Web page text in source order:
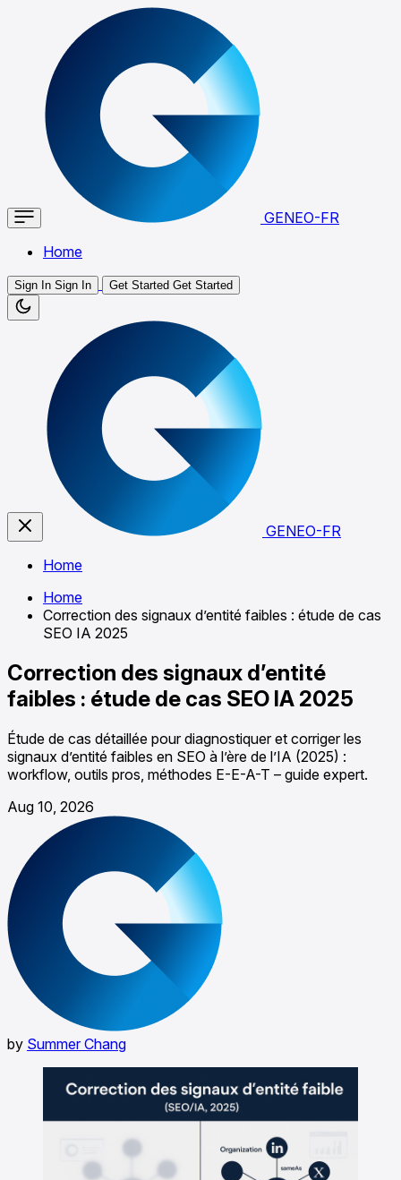
GENEO-FR
Home
Sign In Sign In Get Started Get Started
GENEO-FR
Home
Home
Correction des signaux d’entité faibles : étude de cas
SEO IA 2025
Correction des signaux d’entité
faibles : étude de cas SEO IA 2025
Étude de cas détaillée pour diagnostiquer et corriger les
signaux d’entité faibles en SEO à l’ère de l’IA (2025) :
workflow, outils pros, méthodes E-E-A-T – guide expert.
Aug 10, 2026
by Summer Chang